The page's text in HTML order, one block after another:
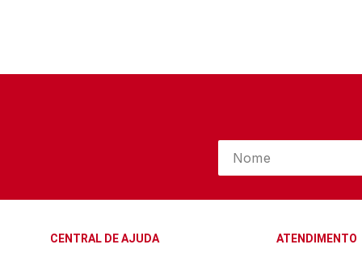
CENTRAL DE AJUDA ATENDIMENTO